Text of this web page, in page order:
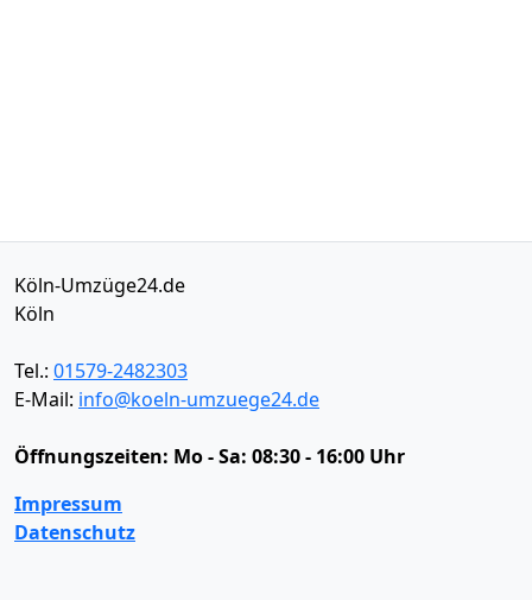
Köln-Umzüge24.de
Köln
Tel.: 01579-2482303
E-Mail: info@koeln-umzuege24.de
Öffnungszeiten: Mo - Sa: 08:30 - 16:00 Uhr
Impressum
Datenschutz